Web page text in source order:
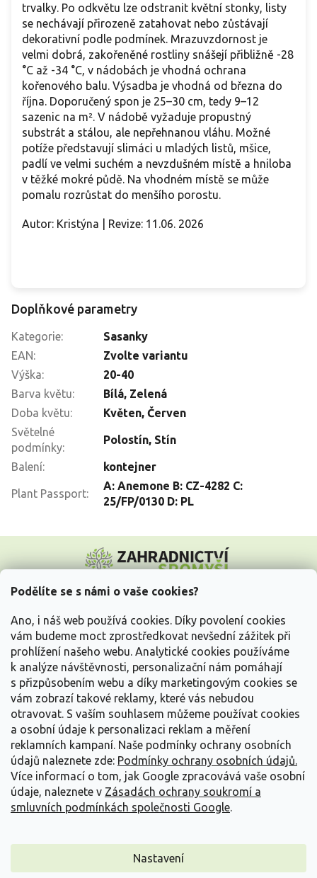
Podělíte se s námi o vaše cookies?
Ano, i náš web používá cookies. Díky povolení cookies
vám budeme moct zprostředkovat nevšední zážitek při
prohlížení našeho webu. Analytické cookies používáme
k analýze návštěvnosti, personalizační nám pomáhají
s přizpůsobením webu a díky marketingovým cookies se
vám zobrazí takové reklamy, které vás nebudou
otravovat. S vaším souhlasem můžeme používat cookies
a osobní údaje k personalizaci reklam a měření
reklamních kampaní. Naše podmínky ochrany osobních
údajů naleznete zde: Podmínky ochrany osobních údajů.
Více informací o tom, jak Google zpracovává vaše osobní
údaje, naleznete v Zásadách ochrany soukromí a
smluvních podmínkách společnosti Google.
Nastavení
trvalky. Po odkvětu lze odstranit květní stonky, listy
se nechávají přirozeně zatahovat nebo zůstávají
dekorativní podle podmínek. Mrazuvzdornost je
velmi dobrá, zakořeněné rostliny snášejí přibližně -28
°C až -34 °C, v nádobách je vhodná ochrana
kořenového balu. Výsadba je vhodná od března do
října. Doporučený spon je 25–30 cm, tedy 9–12
sazenic na m². V nádobě vyžaduje propustný
substrát a stálou, ale nepřehnanou vláhu. Možné
potíže představují slimáci u mladých listů, mšice,
padlí ve velmi suchém a nevzdušném místě a hniloba
v těžké mokré půdě. Na vhodném místě se může
pomalu rozrůstat do menšího porostu.
Autor: Kristýna | Revize: 11.06. 2026
Doplňkové parametry
Kategorie:
Sasanky
EAN:
Zvolte variantu
Výška:
20-40
Barva květu: Bílá, Zelená
Doba květu: Květen, Červen
Světelné
podmínky:
Polostín, Stín
Balení: kontejner
Plant Passport:
A: Anemone B: CZ-4282 C:
25/FP/0130 D: PL
p
Vše o nákupu
Informace pro Vás
Kontakujte nás
Vytvořil Shoptet